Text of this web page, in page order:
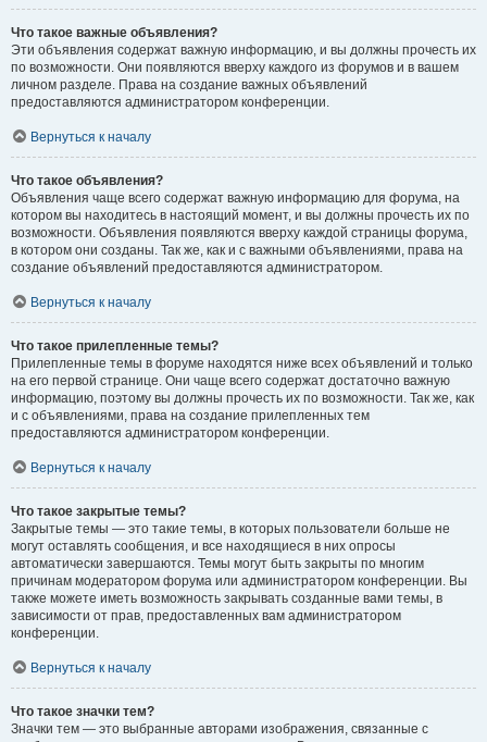
Что такое важные объявления?
Эти объявления содержат важную информацию, и вы должны прочесть их
по возможности. Они появляются вверху каждого из форумов и в вашем
личном разделе. Права на создание важных объявлений
предоставляются администратором конференции.
Вернуться к началу
Что такое объявления?
Объявления чаще всего содержат важную информацию для форума, на
котором вы находитесь в настоящий момент, и вы должны прочесть их по
возможности. Объявления появляются вверху каждой страницы форума,
в котором они созданы. Так же, как и с важными объявлениями, права на
создание объявлений предоставляются администратором.
Вернуться к началу
Что такое прилепленные темы?
Прилепленные темы в форуме находятся ниже всех объявлений и только
на его первой странице. Они чаще всего содержат достаточно важную
информацию, поэтому вы должны прочесть их по возможности. Так же, как
и с объявлениями, права на создание прилепленных тем
предоставляются администратором конференции.
Вернуться к началу
Что такое закрытые темы?
Закрытые темы — это такие темы, в которых пользователи больше не
могут оставлять сообщения, и все находящиеся в них опросы
автоматически завершаются. Темы могут быть закрыты по многим
причинам модератором форума или администратором конференции. Вы
также можете иметь возможность закрывать созданные вами темы, в
зависимости от прав, предоставленных вам администратором
конференции.
Вернуться к началу
Что такое значки тем?
Значки тем — это выбранные авторами изображения, связанные с